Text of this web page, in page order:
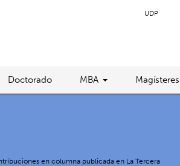
UDP
Doctorado MBA Magísteres
en columna publicada en La Tercera